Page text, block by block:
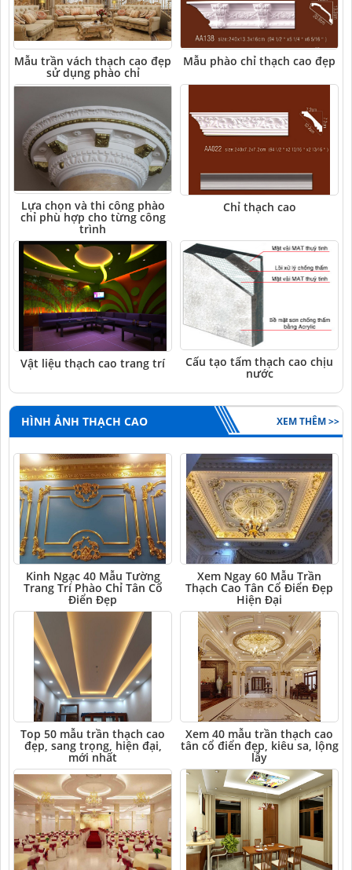
Mẫu trần vách thạch cao đẹp
sử dụng phào chỉ
Mẫu phào chỉ thạch cao đẹp
Lựa chọn và thi công phào
chỉ phù hợp cho từng công
trình
Chỉ thạch cao
Vật liệu thạch cao trang trí Cấu tạo tấm thạch cao chịu
nước
HÌNH ẢNH THẠCH CAO XEM THÊM >>
Kinh Ngạc 40 Mẫu Tường
Trang Trí Phào Chỉ Tân Cổ
Điển Đẹp
Xem Ngay 60 Mẫu Trần
Thạch Cao Tân Cổ Điển Đẹp
Hiện Đại
Top 50 mẫu trần thạch cao
đẹp, sang trọng, hiện đại,
mới nhất
Xem 40 mẫu trần thạch cao
tân cổ điển đẹp, kiêu sa, lộng
lẫy